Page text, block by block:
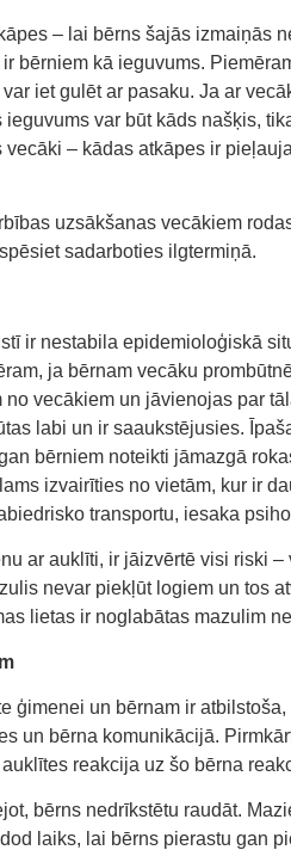
– lai bērns šajās izmaiņās
bērniem kā ieguvums.
iet gulēt ar pasaku. Ja ar
var būt kāds našķis,
– kādas atkāpes ir
uzsākšanas vecākiem
sadarboties ilgtermiņā.
ir nestabila epidemioloģiskā
ja bērnam vecāku
vecākiem un jāvienojas par
labi un ir saaukstējusies.
bērniem noteikti jāmazgā
izvairīties no vietām, kur ir
transportu, iesaka
ar auklīti, ir jāizvērtē visi riski
nevar piekļūt logiem un tos
lietas ir noglabātas mazulim
ģimenei un bērnam ir
un bērna komunikācijā.
reakcija uz šo bērna
bērns nedrīkstētu raudāt.
laiks, lai bērns pierastu gan